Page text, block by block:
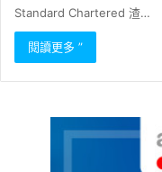
Standard Chartered 渣…
閱讀更多 ”